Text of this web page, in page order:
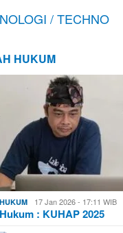
/ TECHNO
HUKUM
17 Jan 2026 - 17:11 WIB
: KUHAP 2025